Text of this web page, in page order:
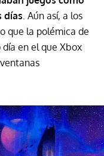
días. Aún así, a los
que la polémica de
en el que Xbox